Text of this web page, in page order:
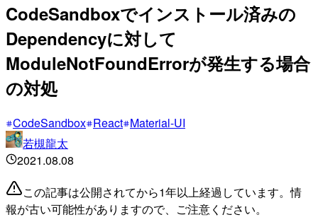
CodeSandboxでインストール済みの
Dependencyに対して
ModuleNotFoundErrorが発生する場合
の対処
CodeSandbox React Material-UI
若槻龍太
2021.08.08
この記事は公開されてから1年以上経過しています。情
報が古い可能性がありますので、ご注意ください。